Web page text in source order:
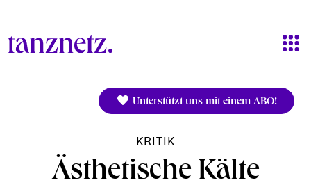
Unterstützt uns mit einem ABO!
KRITIK
Ästhetische Kälte